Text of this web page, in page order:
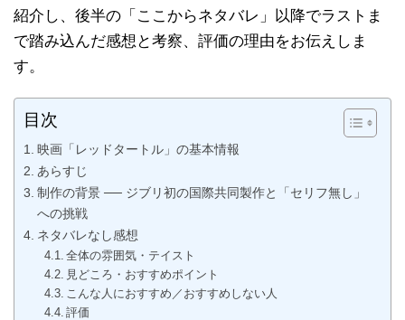
紹介し、後半の「ここからネタバレ」以降でラストま
で踏み込んだ感想と考察、評価の理由をお伝えしま
す。
目次
映画「レッドタートル」の基本情報
あらすじ
制作の背景 ── ジブリ初の国際共同製作と「セリフ無し」
への挑戦
ネタバレなし感想
全体の雰囲気・テイスト
見どころ・おすすめポイント
こんな人におすすめ／おすすめしない人
評価